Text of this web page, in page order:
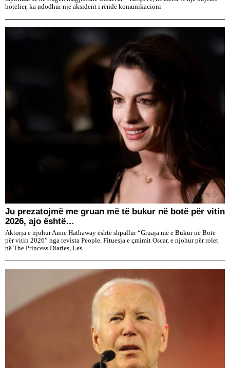
hotelier, ka ndodhur një aksident i rëndë komunikacioni
Ju prezatojmë me gruan më të bukur në botë për vitin
2026, ajo është…
Aktorja e njohur Anne Hathaway është shpallur “Gruaja më e Bukur në Botë
për vitin 2026” nga revista People. Fituesja e çmimit Oscar, e njohur për rolet
në The Princess Diaries, Les